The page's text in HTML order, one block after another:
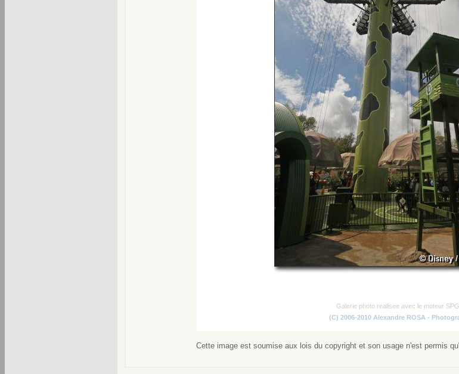
Galerie photo realisee avec le moteur
(C) 2006-2010 Alexandre ROSA -
Cette image est soumise aux lois du copyright et son usage n'est permis